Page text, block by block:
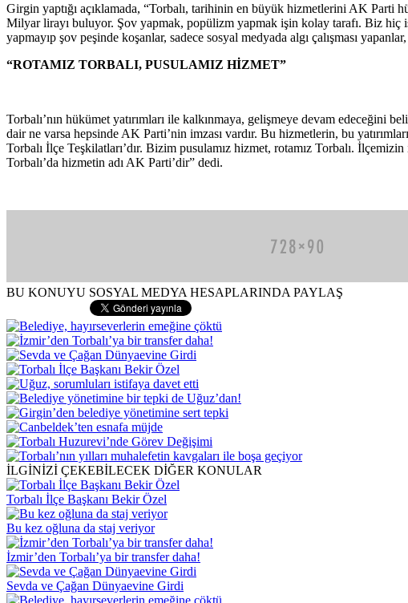
Girgin yaptığı açıklamada, “Torbalı, tarihinin en büyük hizmetlerini AK Parti
Milyar lirayı buluyor. Şov yapmak, popülizm yapmak işin kolay tarafı. Biz hiç
yapmayıp şov peşinde koşanlar, sadece sosyal medyada algı çalışması
“ROTAMIZ TORBALI, PUSULAMIZ HİZMET”
Torbalı’nın hükümet yatırımları ile kalkınmaya, gelişmeye devam edeceğini
dair ne varsa hepsinde AK Parti’nin imzası vardır. Bu hizmetlerin, bu
Torbalı İlçe Teşkilatları’dır. Bizim pusulamız hizmet, rotamız Torbalı.
Torbalı’da hizmetin adı AK Parti’dir” dedi.
BU KONUYU SOSYAL MEDYA HESAPLARINDA PAYLAŞ
İLGİNİZİ ÇEKEBİLECEK DİĞER KONULAR
Torbalı İlçe Başkanı Bekir Özel
Bu kez oğluna da staj veriyor
İzmir’den Torbalı’ya bir transfer daha!
Sevda ve Çağan Dünyaevine Girdi